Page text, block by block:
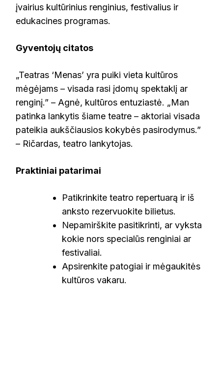
įvairius kultūrinius renginius, festivalius ir
edukacines programas.
Gyventojų citatos
„Teatras ‘Menas’ yra puiki vieta kultūros
mėgėjams – visada rasi įdomų spektaklį ar
renginį.” – Agnė, kultūros entuziastė. „Man
patinka lankytis šiame teatre – aktoriai visada
pateikia aukščiausios kokybės pasirodymus.”
– Ričardas, teatro lankytojas.
Praktiniai patarimai
Patikrinkite teatro repertuarą ir iš
anksto rezervuokite bilietus.
Nepamirškite pasitikrinti, ar vyksta
kokie nors specialūs renginiai ar
festivaliai.
Apsirenkite patogiai ir mėgaukitės
kultūros vakaru.